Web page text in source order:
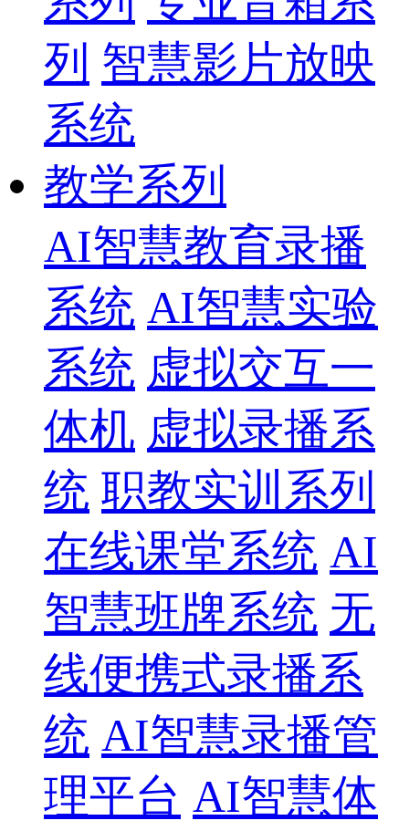
列 智慧影片放映
系统
教学系列
AI智慧教育录播
系统 AI智慧实验
系统 虚拟交互一
体机 虚拟录播系
统 职教实训系列
在线课堂系统 AI
智慧班牌系统 无
线便携式录播系
统 AI智慧录播管
理平台 AI智慧体